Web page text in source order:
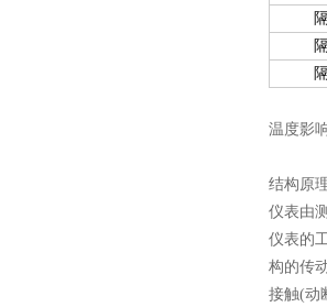
温度影
结构原
仪表由
仪表的
构的传
接触(动